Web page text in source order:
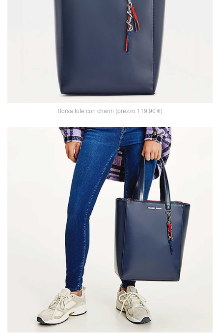
Borsa tote con charm (prezzo 119,90 €)